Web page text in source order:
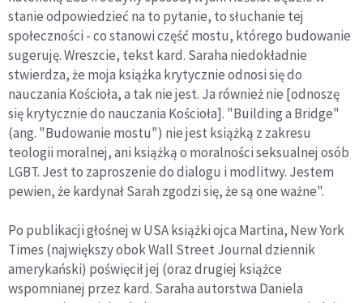
stanie odpowiedzieć na to pytanie, to słuchanie tej
społeczności - co stanowi część mostu, którego budowanie
sugeruję. Wreszcie, tekst kard. Saraha niedokładnie
stwierdza, że moja książka krytycznie odnosi się do
nauczania Kościoła, a tak nie jest. Ja również nie [odnoszę
się krytycznie do nauczania Kościoła]. "Building a Bridge"
(ang. "Budowanie mostu") nie jest książką z zakresu
teologii moralnej, ani książką o moralności seksualnej osób
LGBT. Jest to zaproszenie do dialogu i modlitwy. Jestem
pewien, że kardynał Sarah zgodzi się, że są one ważne".
Po publikacji głośnej w USA książki ojca Martina, New York
Times (największy obok Wall Street Journal dziennik
amerykański) poświęcił jej (oraz drugiej książce
wspomnianej przez kard. Saraha autorstwa Daniela